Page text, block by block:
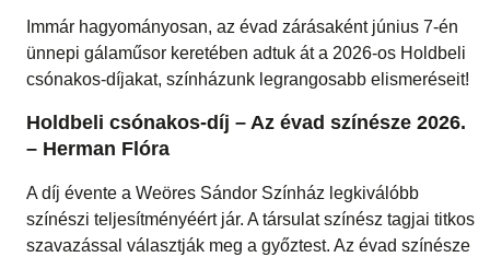
Immár hagyományosan, az évad zárásaként június 7-én
ünnepi gálaműsor keretében adtuk át a 2026-os Holdbeli
csónakos-díjakat, színházunk legrangosabb elismeréseit!
Holdbeli csónakos-díj – Az évad színésze 2026.
– Herman Flóra
A díj évente a Weöres Sándor Színház legkiválóbb
színészi teljesítményéért jár. A társulat színész tagjai titkos
szavazással választják meg a győztest. Az évad színésze